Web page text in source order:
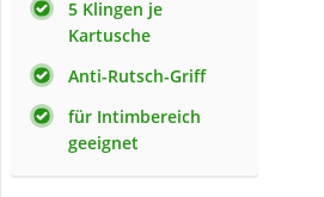
5 Klingen je
Kartusche
Anti-Rutsch-Griff
für Intimbereich
geeignet